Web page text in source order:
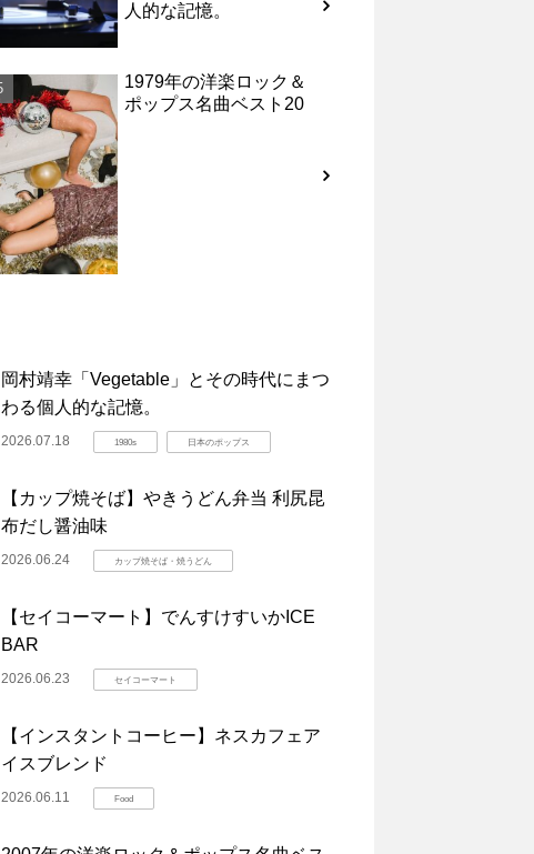
人的な記憶。
1979年の洋楽ロック＆
ポップス名曲ベスト20
岡村靖幸「Vegetable」とその時代にまつ
わる個人的な記憶。
2026.07.18 1980s 日本のポップス
【カップ焼そば】やきうどん弁当 利尻昆
布だし醤油味
2026.06.24 カップ焼そば・焼うどん
【セイコーマート】でんすけすいかICE
BAR
2026.06.23 セイコーマート
【インスタントコーヒー】ネスカフェア
イスブレンド
2026.06.11 Food